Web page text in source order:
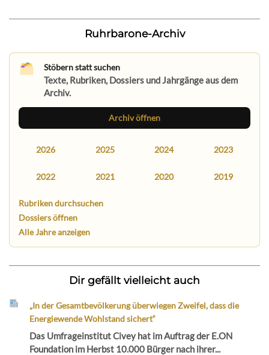
Ruhrbarone-Archiv
Stöbern statt suchen
Texte, Rubriken, Dossiers und Jahrgänge aus dem
Archiv.
Archiv öffnen
2026 2025 2024 2023
2022 2021 2020 2019
Rubriken durchsuchen
Dossiers öffnen
Alle Jahre anzeigen
Dir gefällt vielleicht auch
„In der Gesamtbevölkerung überwiegen Zweifel, dass die
Energiewende Wohlstand sichert“
Das Umfrageinstitut Civey hat im Auftrag der E.ON
Foundation im Herbst 10.000 Bürger nach ihrer...